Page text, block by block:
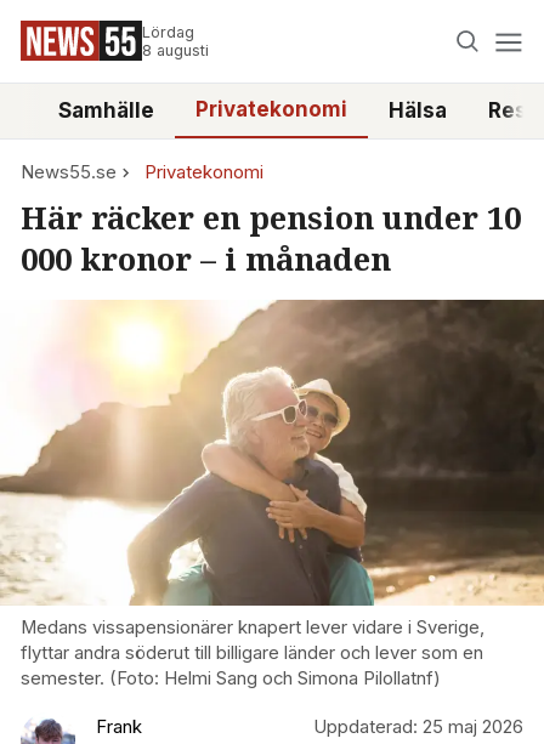
Lördag
8 augusti
Samhälle Privatekonomi Hälsa
News55.se Privatekonomi
Här räcker en pension under 10
000 kronor – i månaden
Medans vissapensionärer knapert lever vidare i Sverige,
flyttar andra söderut till billigare länder och lever som en
semester. (Foto: Helmi Sang och Simona Pilollatnf)
Frank
Uppdaterad: 25 maj 2026